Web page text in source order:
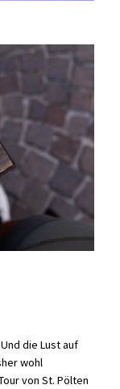
die Lust auf
wohl
von St. Pölten